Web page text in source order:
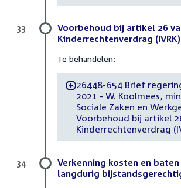
Voorbehoud bij artikel 26
Kinderrechtenverdrag (IVRK)
Te behandelen:
-26448-654 Brief
2021 - W. Koolmees,
Sociale Zaken en
Voorbehoud bij artikel
Kinderrechtenverdrag
33
Verkenning kosten en
langdurig
34